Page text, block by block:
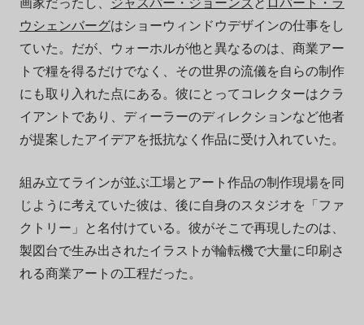
ウシェンバーグはショーウィンドウデザインの仕事をし
ていた。だが、ウォーホルが他と異なるのは、商業アー
トで糧を得るだけでなく、その世界の流儀を自らの制作
にも取り入れた点にある。彼にとってコレクターはクラ
イアントであり、ディーラーのディレクションなど他者
が提案したアイデアを抵抗なく作品に受け入れていた。
組み立てラインが並ぶ工場とアート作品の制作現場を同
じように考えていた彼は、後に自身のスタジオを「ファ
クトリー」と名付けている。彼がそこで再現したのは、
製図台で生み出されたイラストが輪転機で大量に印刷さ
れる商業アートの工程だった。